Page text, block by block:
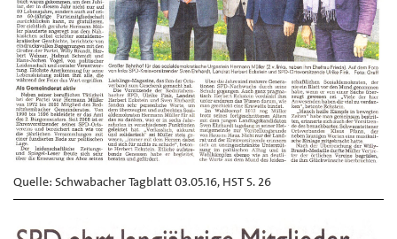
Quelle: Schwabacher Tagblatt 03.05.16, HST S. 26